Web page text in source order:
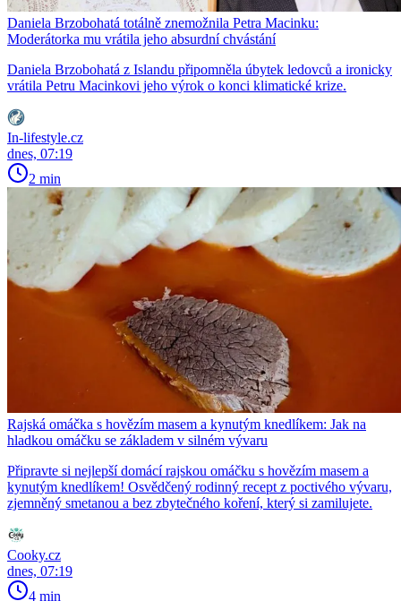
Daniela Brzobohatá totálně znemožnila Petra Macinku:
Moderátorka mu vrátila jeho absurdní chvástání
Daniela Brzobohatá z Islandu připomněla úbytek ledovců a ironicky
vrátila Petru Macinkovi jeho výrok o konci klimatické krize.
In-lifestyle.cz
dnes, 07:19
2 min
Rajská omáčka s hovězím masem a kynutým knedlíkem: Jak na
hladkou omáčku se základem v silném vývaru
Připravte si nejlepší domácí rajskou omáčku s hovězím masem a
kynutým knedlíkem! Osvědčený rodinný recept z poctivého vývaru,
zjemněný smetanou a bez zbytečného koření, který si zamilujete.
Cooky.cz
dnes, 07:19
4 min